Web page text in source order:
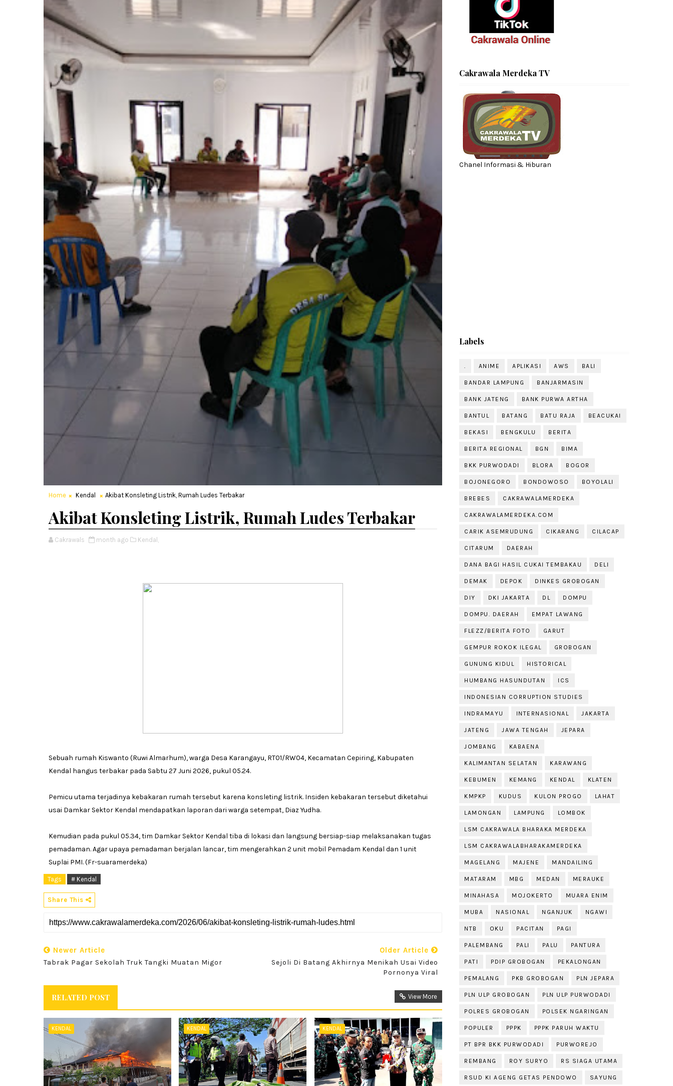
Home Kendal Akibat Konsleting Listrik, Rumah Ludes Terbakar
Akibat Konsleting Listrik, Rumah Ludes Terbakar
Cakrawals month ago Kendal,
Sebuah rumah Kiswanto (Ruwi Almarhum), warga Desa Karangayu, RT01/RW04, Kecamatan Cepiring, Kabupaten
Kendal hangus terbakar pada Sabtu 27 Juni 2026, pukul 05.24.
Pemicu utama terjadinya kebakaran rumah tersebut karena konsleting listrik. Insiden kebakaran tersebut diketahui
usai Damkar Sektor Kendal mendapatkan laporan dari warga setempat, Diaz Yudha.
Kemudian pada pukul 05.34, tim Damkar Sektor Kendal tiba di lokasi dan langsung bersiap-siap melaksanakan tugas
pemadaman. Agar upaya pemadaman berjalan lancar, tim mengerahkan 2 unit mobil Pemadam Kendal dan 1 unit
Suplai PMI. (Fr-suaramerdeka)
Tags # Kendal
Share This
Newer Article
Tabrak Pagar Sekolah Truk Tangki Muatan Migor
Older Article
Sejoli Di Batang Akhirnya Menikah Usai Video
Pornonya Viral
RELATED POST View More
KENDAL KENDAL KENDAL
Cakrawala Merdeka TV
Chanel Informasi & Hiburan
Labels
. ANIME APLIKASI AWS BALI
BANDAR LAMPUNG BANJARMASIN
BANK JATENG BANK PURWA ARTHA
BANTUL BATANG BATU RAJA BEACUKAI
BEKASI BENGKULU BERITA
BERITA REGIONAL BGN BIMA
BKK PURWODADI BLORA BOGOR
BOJONEGORO BONDOWOSO BOYOLALI
BREBES CAKRAWALAMERDEKA
CAKRAWALAMERDEKA.COM
CARIK ASEMRUDUNG CIKARANG CILACAP
CITARUM DAERAH
DANA BAGI HASIL CUKAI TEMBAKAU DELI
DEMAK DEPOK DINKES GROBOGAN
DIY DKI JAKARTA DL DOMPU
DOMPU. DAERAH EMPAT LAWANG
FLEZZ/BERITA FOTO GARUT
GEMPUR ROKOK ILEGAL GROBOGAN
GUNUNG KIDUL HISTORICAL
HUMBANG HASUNDUTAN ICS
INDONESIAN CORRUPTION STUDIES
INDRAMAYU INTERNASIONAL JAKARTA
JATENG JAWA TENGAH JEPARA
JOMBANG KABAENA
KALIMANTAN SELATAN KARAWANG
KEBUMEN KEMANG KENDAL KLATEN
KMPKP KUDUS KULON PROGO LAHAT
LAMONGAN LAMPUNG LOMBOK
LSM CAKRAWALA BHARAKA MERDEKA
LSM CAKRAWALABHARAKAMERDEKA
MAGELANG MAJENE MANDAILING
MATARAM MBG MEDAN MERAUKE
MINAHASA MOJOKERTO MUARA ENIM
MUBA NASIONAL NGANJUK NGAWI
NTB OKU PACITAN PAGI
PALEMBANG PALI PALU PANTURA
PATI PDIP GROBOGAN PEKALONGAN
PEMALANG PKB GROBOGAN PLN JEPARA
PLN ULP GROBOGAN PLN ULP PURWODADI
POLRES GROBOGAN POLSEK NGARINGAN
POPULER PPPK PPPK PARUH WAKTU
PT BPR BKK PURWODADI PURWOREJO
REMBANG ROY SURYO RS SIAGA UTAMA
RSUD KI AGENG GETAS PENDOWO SAYUNG